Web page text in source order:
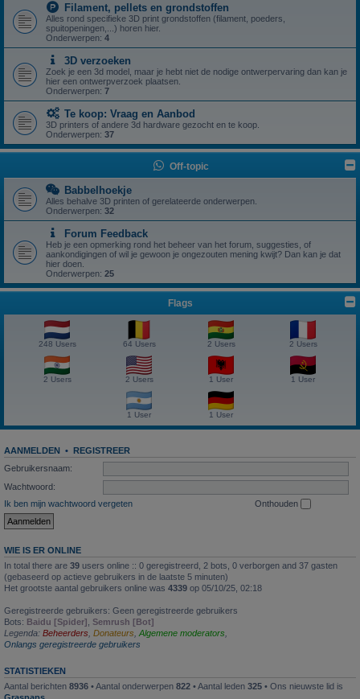
Filament, pellets en grondstoffen
Alles rond specifieke 3D print grondstoffen (filament, poeders,
spuitopeningen,...) horen hier.
Onderwerpen: 4
3D verzoeken
Zoek je een 3d model, maar je hebt niet de nodige ontwerpervaring dan kan je
hier een ontwerpverzoek plaatsen.
Onderwerpen: 7
Te koop: Vraag en Aanbod
3D printers of andere 3d hardware gezocht en te koop.
Onderwerpen: 37
Off-topic
Babbelhoekje
Alles behalve 3D printen of gerelateerde onderwerpen.
Onderwerpen: 32
Forum Feedback
Heb je een opmerking rond het beheer van het forum, suggesties, of
aankondigingen of wil je gewoon je ongezouten mening kwijt? Dan kan je dat
hier doen.
Onderwerpen: 25
Flags
248 Users 64 Users 2 Users 2 Users
2 Users 2 Users 1 User 1 User
1 User 1 User
AANMELDEN • REGISTREER
Gebruikersnaam:
Wachtwoord:
Ik ben mijn wachtwoord vergeten
Onthouden
WIE IS ER ONLINE
In total there are 39 users online :: 0 geregistreerd, 2 bots, 0 verborgen and 37 gasten
(gebaseerd op actieve gebruikers in de laatste 5 minuten)
Het grootste aantal gebruikers online was 4339 op 05/10/25, 02:18
Geregistreerde gebruikers: Geen geregistreerde gebruikers
Bots: Baidu [Spider] , Semrush [Bot]
Legenda: Beheerders, Donateurs,Algemene moderators,
Onlangs geregistreerde gebruikers
STATISTIEKEN
Aantal berichten 8936 • Aantal onderwerpen 822 • Aantal leden 325 • Ons nieuwste lid is